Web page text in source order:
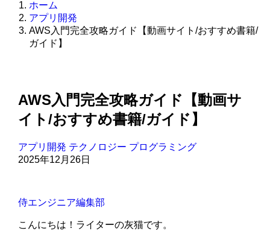
ホーム
アプリ開発
AWS入門完全攻略ガイド【動画サイト/おすすめ書籍/
ガイド】
AWS入門完全攻略ガイド【動画サ
イト/おすすめ書籍/ガイド】
アプリ開発 テクノロジー プログラミング
2025年12月26日
侍エンジニア編集部
こんにちは！ライターの灰猫です。